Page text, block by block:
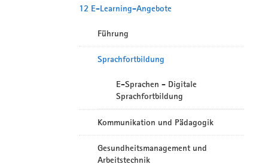
12 E-Learning-Angebote
Führung
Sprachfortbildung
E-Sprachen - Digitale
Sprachfortbildung
Kommunikation und Pädagogik
Gesundheitsmanagement und
Arbeitstechnik